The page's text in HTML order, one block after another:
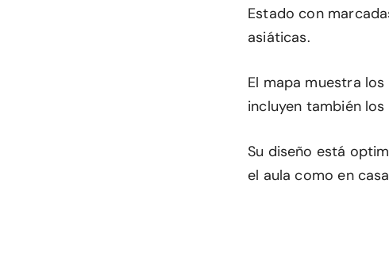
Estado con
asiáticas.
El mapa muestra
incluyen también
Su diseño está
el aula como en